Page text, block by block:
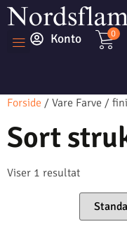
Konto 0
Forside / Vare Farve /
Sort
Viser 1 resultat